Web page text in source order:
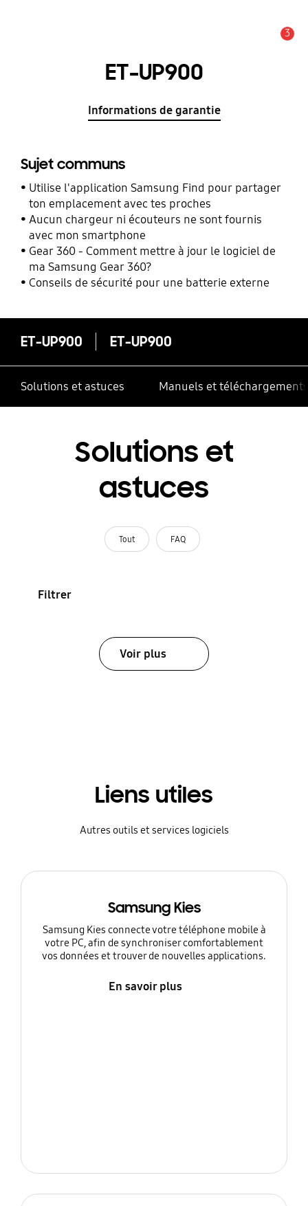
3
ET-UP900
Informations de garantie
Sujet communs
Utilise l'application Samsung Find pour partager
ton emplacement avec tes proches
Aucun chargeur ni écouteurs ne sont fournis
avec mon smartphone
Gear 360 - Comment mettre à jour le logiciel de
ma Samsung Gear 360?
Conseils de sécurité pour une batterie externe
ET-UP900 ET-UP900
Solutions et astuces Manuels et téléchargements
Solutions et
astuces
Tout FAQ
Filtrer
Voir plus
Liens utiles
Autres outils et services logiciels
Samsung Kies
Samsung Kies connecte votre téléphone mobile à
votre PC, afin de synchroniser comfortablement
vos données et trouver de nouvelles applications.
En savoir plus